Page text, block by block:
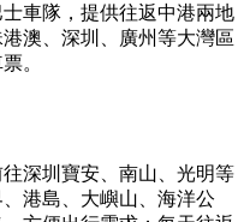
車隊，提供往返中港兩地
澳、深圳、廣州等大灣區
。
深圳寶安、南山、光明等
港島、大嶼山、海洋公